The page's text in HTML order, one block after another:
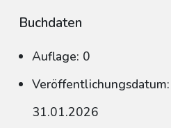
Buchdaten
Auflage: 0
Veröffentlichungsdatum:
31.01.2026